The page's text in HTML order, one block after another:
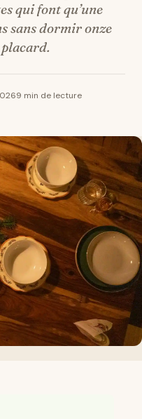
qui font qu’une
sans dormir onze
9 min de lecture